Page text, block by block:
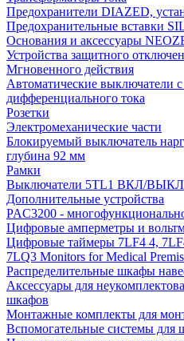
Предохранители DIAZED,
Предохранительные вставки
Основания и аксессуары
Устройства защитного
Мгновенного действия
Автоматические выключатели
дифференциального тока
Розетки
Электромеханические части
Блокируемый выключатель
глубина 92 мм
Рамки
Выключатели 5TL1 ВКЛ/ВЫКЛ
Дополнительные устройства
PAC3200 -
Цифровые амперметры и
Цифровые таймеры 7LF4 4,
7LQ3 Monitors for Medical
Распределительные шкафы
Аксессуары для
шкафов
Монтажные комплекты для
Вспомогательные системы для